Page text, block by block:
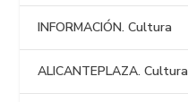
INFORMACIÓN. Cultura
ALICANTEPLAZA. Cultura